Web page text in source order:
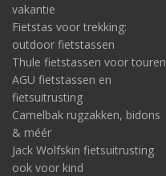
vakantie
Fietstas voor trekking:
outdoor fietstassen
Thule fietstassen voor touren
AGU fietstassen en
fietsuitrusting
Camelbak rugzakken, bidons
& méér
Jack Wolfskin fietsuitrusting
ook voor kind